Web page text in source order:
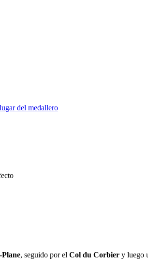
del medallero
, seguido por el Col du Corbier y luego